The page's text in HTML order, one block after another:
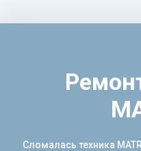
Сломалась техника